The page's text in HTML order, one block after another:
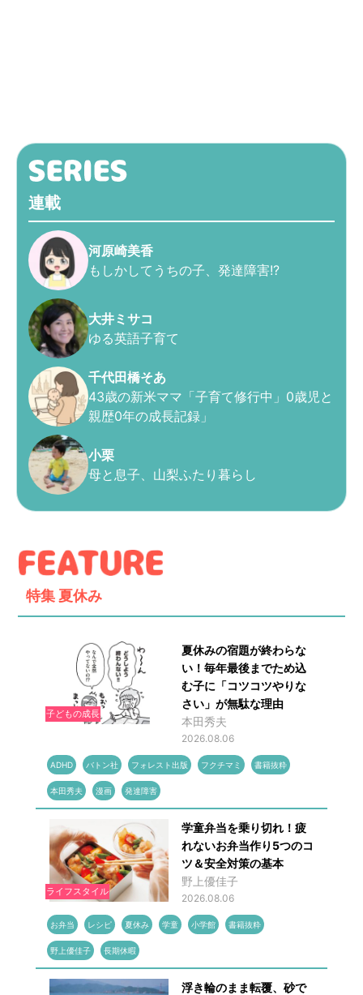
連載
河原崎美香
もしかしてうちの子、発達障害!?
大井ミサコ
ゆる英語子育て
千代田橋そあ
43歳の新米ママ「子育て修行中」0歳児と
親歴0年の成長記録」
小栗
母と息子、山梨ふたり暮らし
特集 夏休み
子どもの成長
夏休みの宿題が終わらな
い！毎年最後までため込
む子に「コツコツやりな
さい」が無駄な理由
本田秀夫
2026.08.06
ADHD バトン社 フォレスト出版 フクチマミ 書籍抜粋
本田秀夫 漫画 発達障害
ライフスタイル
学童弁当を乗り切れ！疲
れないお弁当作り5つのコ
ツ＆安全対策の基本
野上優佳子
2026.08.06
お弁当 レシピ 夏休み 学童 小学館 書籍抜粋
野上優佳子 長期休暇
浮き輪のまま転覆、砂で